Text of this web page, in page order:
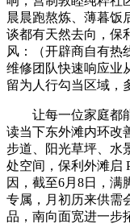
晨晨跑熬炼、薄暮饭
谈都有天然去向，保
风：（开辟商自有热
维修团队快速响应业
留为人行勾当区域，
让每一位家庭都能
读当下东外滩内环改
步道、阳光草坪、水
处空间，保利外滩启
因，截至6月8日，满
专属，月初历来供需
品，南向面宽进一步